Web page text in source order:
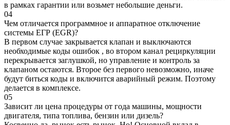
в рамках гарантии или возьмет небольшие деньги.
04
Чем отличается программное и аппаратное отключение
системы ЕГР (EGR)?
В первом случае закрывается клапан и выключаются
необходимые коды ошибок , во втором канал рециркуляции
перекрывается заглушкой, но управление и контроль за
клапаном остаются. Второе без первого невозможно, иначе
будут биться коды и включится аварийный режим. Поэтому
делается в комплексе.
05
Зависит ли цена процедуры от года машины, мощности
двигателя, типа топлива, бензин или дизель?